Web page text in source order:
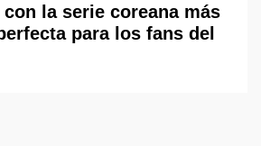
la serie coreana más
para los fans del